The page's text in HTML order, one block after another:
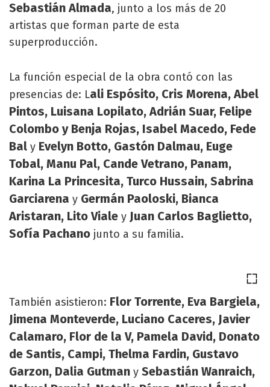
Sebastián Almada, junto a los más de 20
artistas que forman parte de esta
superproducción.
La función especial de la obra contó con las
presencias de: Lali Espósito, Cris Morena, Abel
Pintos, Luisana Lopilato, Adrián Suar, Felipe
Colombo y Benja Rojas, Isabel Macedo, Fede
Bal y Evelyn Botto, Gastón Dalmau, Euge
Tobal, Manu Pal, Cande Vetrano, Panam,
Karina La Princesita, Turco Hussain, Sabrina
Garciarena y Germán Paoloski, Bianca
Aristaran, Lito Viale y Juan Carlos Baglietto,
Sofía Pachano junto a su familia.
También asistieron: Flor Torrente, Eva Bargiela,
Jimena Monteverde, Luciano Caceres, Javier
Calamaro, Flor de la V, Pamela David, Donato
de Santis, Campi, Thelma Fardin, Gustavo
Garzon, Dalia Gutman y Sebastián Wanraich,